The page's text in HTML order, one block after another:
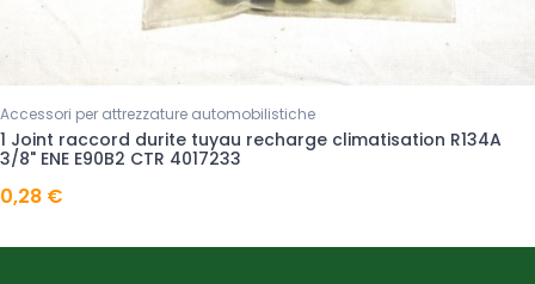
Accessori per attrezzature automobilistiche
1 Joint raccord durite tuyau recharge climatisation R134A
3/8" ENE E90B2 CTR 4017233
0,28 €